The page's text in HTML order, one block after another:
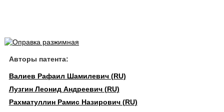
Авторы патента:
Валиев Рафаил Шамилевич (RU)
Лузгин Леонид Андреевич (RU)
Рахматуллин Рамис Назирович (RU)